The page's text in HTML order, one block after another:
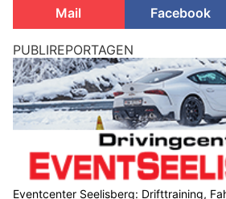
Mail
Facebook
Blendung nach der